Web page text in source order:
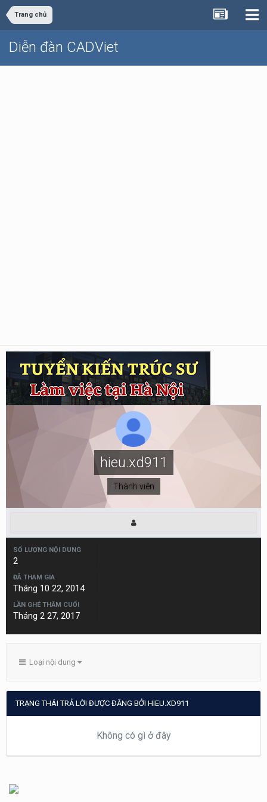
Trang chủ
Diễn đàn CADViet
hieu.xd911
Thành viên
SỐ LƯỢNG NỘI DUNG
2
ĐÃ THAM GIA
Tháng 10 22, 2014
LẦN GHÉ THĂM CUỐI
Tháng 2 27, 2017
Loại nội dung
TRẠNG THÁI TRẢ LỜI ĐƯỢC ĐĂNG BỞI HIEU.XD911
Không có gì ở đây